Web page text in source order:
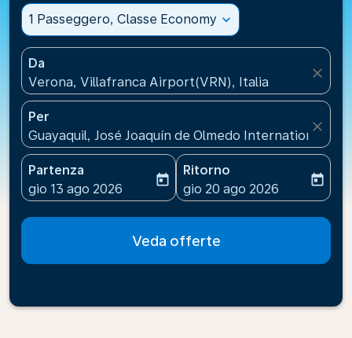
1 Passeggero, Classe Economy expand_more
Da
Verona, Villafranca Airport(VRN), Italia
close
Per
Guayaquil, José Joaquín de Olmedo International
close
Partenza
fc-booking-departure-date-aria-label
gio 13 ago 2026
today
Ritorno
fc-booking-return-date-
gio 20 ago 2026
today
Veda offerte